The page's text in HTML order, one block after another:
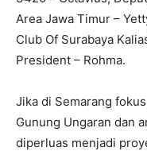
Area Jawa Timur –
Club Of Surabaya
President – Rohma.
Jika di Semarang
Gunung Ungaran dan
diperluas menjadi